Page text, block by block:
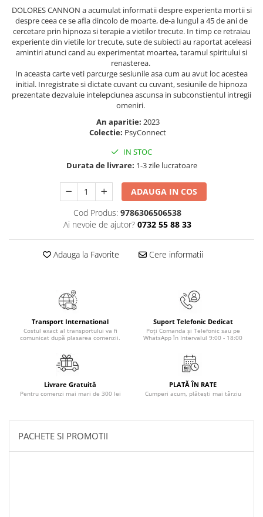
Elevi de 10 plus
Lecturi Scolare
Lumea Copilariei
Ma pregatesc pentru scoala
Manuale - Carte Scolara
Clasa a II-a
Clasa pregatitoare
Limbi Straine
Realitatea Augmentata
Religie pentru copii
ScienceConnection
DOLORES CANNON a acumulat informatii despre experienta mortii si
despre ceea ce se afla dincolo de moarte, de-a lungul a 45 de ani de
cercetare prin hipnoza si terapie a vietilor trecute. In timp ce retraiau
experiente din vietile lor trecute, sute de subiecti au raportat aceleasi
amintiri atunci cand au experimentat moartea, taramul spiritului si
renasterea.
In aceasta carte veti parcurge sesiunile asa cum au avut loc acestea
initial. Inregistrate si dictate cuvant cu cuvant, sesiunile de hipnoza
prezentate dezvaluie intelepciunea ascunsa in subconstientul intregii
omeniri.
An aparitie: 2023
Colectie: PsyConnect
IN STOC
Durata de livrare: 1-3 zile lucratoare
ADAUGA IN COS
Cod Produs: 9786306506538
Ai nevoie de ajutor? 0732 55 88 33
Adauga la Favorite Cere informatii
Transport International
Costul exact al transportului va fi
comunicat după plasarea comenzii.
Suport Telefonic Dedicat
Poți Comanda și Telefonic sau pe
WhatsApp în Intervalul 9:00 - 18:00
Livrare Gratuită
Pentru comenzi mai mari de 300 lei
PLATĂ ÎN RATE
Cumperi acum, plătești mai târziu
PACHETE SI PROMOTII